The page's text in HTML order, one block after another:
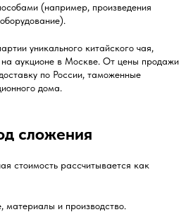
(например, произведения
уникального китайского чая,
аукционе в Москве. От цены продажи
по России, таможенные
дома.
сложения
стоимость рассчитывается как
материалы и производство.